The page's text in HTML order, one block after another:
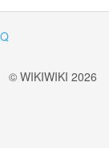
© WIKIWIKI 2026